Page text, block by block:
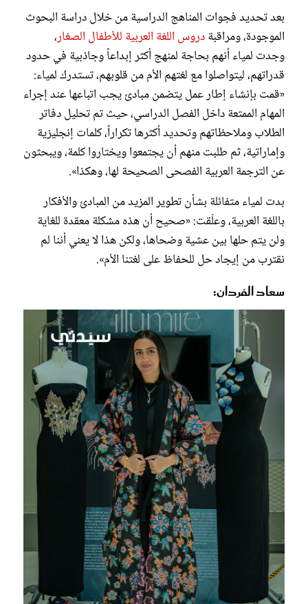
بعد تحديد فجوات المناهج الدراسية من خلال دراسة البحوث
الموجودة، ومراقبةدروس اللغة العربية للأطفال الصغار،
وجدت لمياء أنهم بحاجة لمنهج أكثر إبداعاً وجاذبية في حدود
قدراتهم، ليتواصلوا مع لغتهم الأم من قلوبهم، تستدرك لمياء:
«قمت بإنشاء إطار عمل يتضمن مبادئ يجب اتباعها عند إجراء
المهام الممتعة داخل الفصل الدراسي، حيث تم تحليل دفاتر
الطلاب وملاحظاتهم وتحديد أكثرها تكراراً، كلمات إنجليزية
وإماراتية، ثم طلبت منهم أن يجتمعوا ويختاروا كلمة، ويبحثون
عن الترجمة العربية الفصحى الصحيحة لها، وهكذا».
بدت لمياء متفائلة بشأن تطوير المزيد من المبادئ والأفكار
باللغة العربية، وعلّقت: «صحيح أن هذه مشكلة معقدة للغاية
ولن يتم حلها بين عشية وضحاها، ولكن هذا لا يعني أننا لم
نقترب من إيجاد حل للحفاظ على لغتنا الأم».
سعاد الفردان: